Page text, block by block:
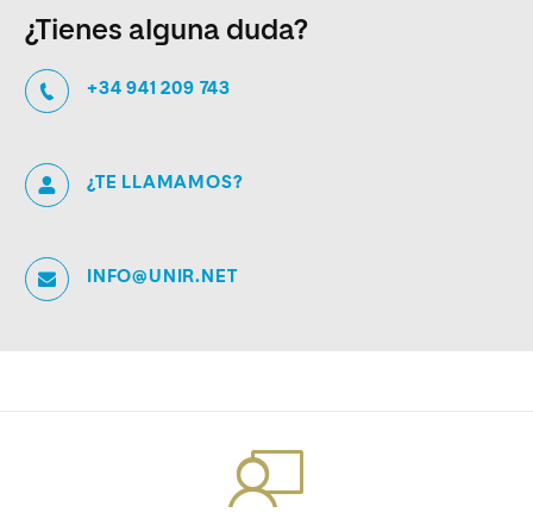
¿Tienes alguna duda?
+34 941 209 743
¿TE LLAMAMOS?
INFO@UNIR.NET